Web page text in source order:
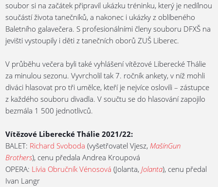
soubor si na začátek připravil ukázku tréninku, který je nedílnou
součástí života tanečníků, a nakonec i ukázky z oblíbeného
Baletního galavečera. S profesionálními členy souboru DFXŠ na
jevišti vystoupily i děti z tanečních oborů ZUŠ Liberec.
V průběhu večera byli také vyhlášení vítězové Liberecké Thálie
za minulou sezonu. Vyvrcholil tak 7. ročník ankety, v níž mohli
diváci hlasovat pro tři umělce, kteří je nejvíce oslovili – zástupce
z každého souboru divadla. V součtu se do hlasování zapojilo
bezmála 1 500 jednotlivců.
Vítězové Liberecké Thálie 2021/22:
BALET: Richard Svoboda (vyšetřovatel Vjesz, MašínGun
Brothers), cenu předala Andrea Kroupová
OPERA: Lívia Obručník Vénosová (Jolanta,Jolanta), cenu předal
Ivan Langr